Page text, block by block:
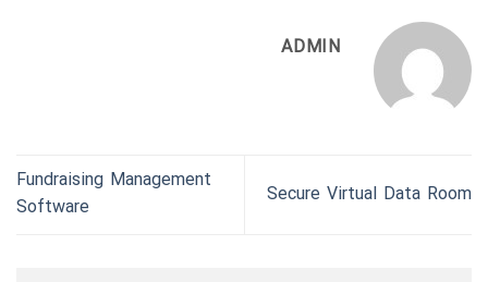
ADMIN
Secure Virtual Data Room
Fundraising Management
Software